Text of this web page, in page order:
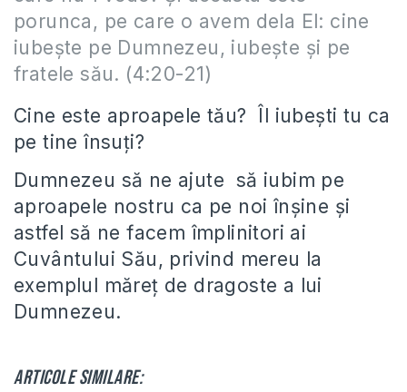
porunca, pe care o avem dela El: cine
iubeşte pe Dumnezeu, iubeşte şi pe
fratele său. (4:20-21)
Cine este aproapele tău? Îl iubeşti tu ca
pe tine însuţi?
Dumnezeu să ne ajute să iubim pe
aproapele nostru ca pe noi înşine şi
astfel să ne facem împlinitori ai
Cuvântului Său, privind mereu la
exemplul măreţ de dragoste a lui
Dumnezeu.
Articole similare: